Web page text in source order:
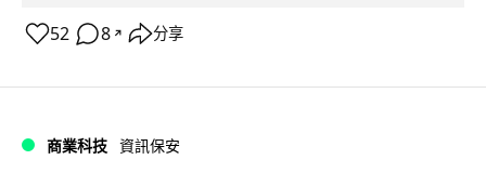
52 8 ↗ 分享
商業科技 資訊保安